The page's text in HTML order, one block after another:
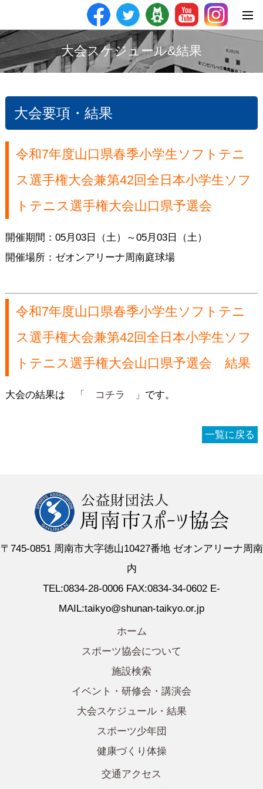
大会スケジュール&結果
大会要項・結果
令和7年度山口県春季小学生ソフトテニ
ス選手権大会兼第42回全日本小学生ソフ
トテニス選手権大会山口県予選会
開催期間：05月03日（土）～05月03日（土）
開催場所：ゼオンアリーナ周南庭球場
令和7年度山口県春季小学生ソフトテニ
ス選手権大会兼第42回全日本小学生ソフ
トテニス選手権大会山口県予選会 結果
大会の結果は 「 コチラ 」 です。
一覧に戻る
〒745-0851 周南市大字徳山10427番地 ゼオンアリーナ周南
内
TEL:0834-28-0006 FAX:0834-34-0602 E-
MAIL:taikyo@shunan-taikyo.or.jp
ホーム
スポーツ協会について
施設検索
イベント・研修会・講演会
大会スケジュール・結果
スポーツ少年団
健康づくり体操
交通アクセス